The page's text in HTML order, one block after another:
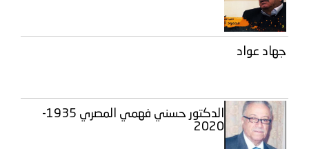
جهاد عواد
الدكتور حسني فهمي المصري 1935-
2020